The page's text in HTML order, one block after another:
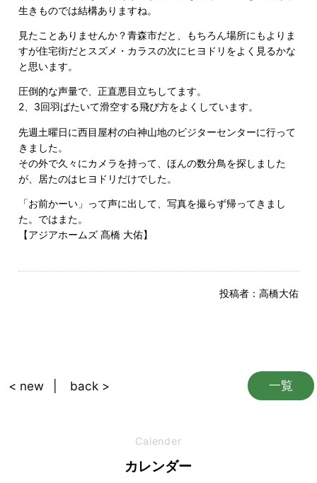
生きものでは結構ありますね。
見たことありませんか？青森市だと、もちろん場所にもよりま
すが住宅街だとスズメ・カラスの次にヒヨドリをよく見るかな
と思います。
圧倒的な声量で、正直悪目立ちしてます。
2、3回羽ばたいて滑空する飛び方をよくしています。
先週土曜日に西目屋村の白神山地のビジターセンターに行って
きました。
その外で久々にカメラを持って、ほんの数分鳥を探しました
が、居たのはヒヨドリだけでした。
「お前かーい」って声に出して、写真を撮らず帰ってきまし
た。ではまた。
【アジアホームズ 髙橋 大佑】
投稿者： 高橋大佑
一覧
< new back >
Calender
カレンダー